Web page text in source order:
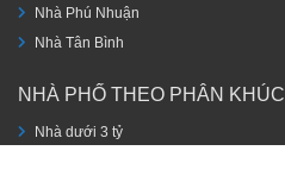
Nhà Phú Nhuận
Nhà Tân Bình
NHÀ PHỐ THEO PHÂN KHÚC
Nhà dưới 3 tỷ